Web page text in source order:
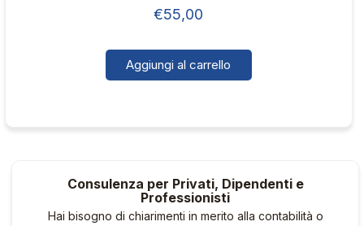
€55,00
Aggiungi al carrello
Consulenza per Privati, Dipendenti e
Professionisti
Hai bisogno di chiarimenti in merito alla contabilità o